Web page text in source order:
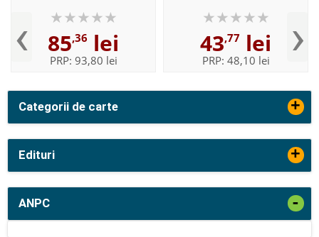
Categorii de carte +
Edituri +
ANPC -
‹ 85,36 lei
PRP: 93,80 lei
43,77 lei
PRP: 48,10 lei ›